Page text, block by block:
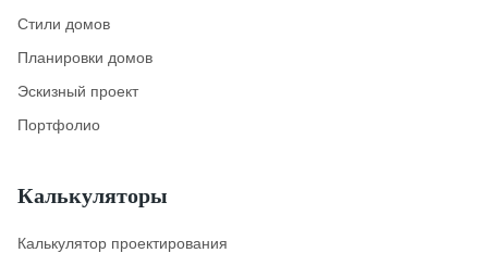
Стили домов
Планировки домов
Эскизный проект
Портфолио
Калькуляторы
Калькулятор проектирования